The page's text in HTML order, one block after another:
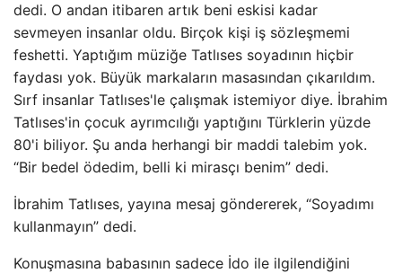
dedi. O andan itibaren artık beni eskisi kadar
sevmeyen insanlar oldu. Birçok kişi iş sözleşmemi
feshetti. Yaptığım müziğe Tatlıses soyadının hiçbir
faydası yok. Büyük markaların masasından çıkarıldım.
Sırf insanlar Tatlıses'le çalışmak istemiyor diye. İbrahim
Tatlıses'in çocuk ayrımcılığı yaptığını Türklerin yüzde
80'i biliyor. Şu anda herhangi bir maddi talebim yok.
“Bir bedel ödedim, belli ki mirasçı benim” dedi.
İbrahim Tatlıses, yayına mesaj göndererek, “Soyadımı
kullanmayın” dedi.
Konuşmasına babasının sadece İdo ile ilgilendiğini